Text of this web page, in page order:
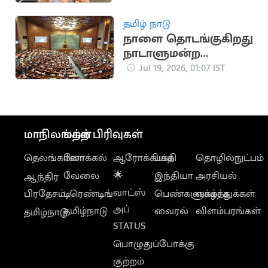
தமிழ் நாடு
நாளை தொடங்குகிறது
நாடாளுமன்ற
மழைக்காலக்
Jul 19, 2026, 01:07 IST
மாநிலங்கள்
தெலங்கானா
ஆந்திர
பிரதேசம்
தமிழ்நாடு
மற்ற பிரிவுகள்
லோக்கல்
வேலை
டிரெண்டிங்
தமிழ்நாடு
ஆரோக்கியம்
🌟
வாட்ஸ்
அப்
STATUS
பொழுதுப்போக்கு
குற்றம்
பக்தி
இந்தியா
பெண்களுக்காக
வைரல்
தொழில்நுட்பம்
அரசியல்
வாழ்த்துக்கள்
விளம்பரங்கள்